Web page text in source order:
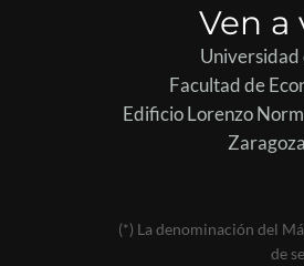
Ven a
Universidad
Facultad de
Edificio Lorenzo
(*) La denominación del
de